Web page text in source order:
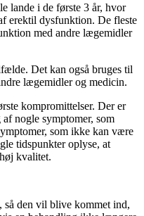
lande i de første 3 år, hvor
erektil dysfunktion. De fleste
med andre lægemidler
Det kan også bruges til
lægemidler og medicin.
kompromittelser. Der er
nogle symptomer, som
som ikke kan være
tidspunkter oplyse, at
kvalitet.
så den vil blive kommet ind,